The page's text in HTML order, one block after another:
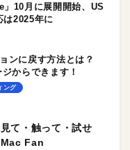
10月に展開開始、US
は2025年に
ンに戻す方法とは？
からできます！
ング
て・触って・試せ
Mac Fan